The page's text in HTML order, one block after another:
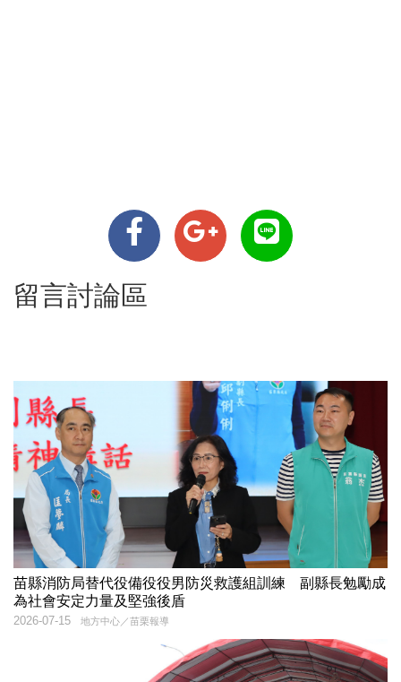
留言討論區
苗縣消防局替代役備役役男防災救護組訓練 副縣長勉勵成
為社會安定力量及堅強後盾
地方中心／苗栗報導
2026-07-15